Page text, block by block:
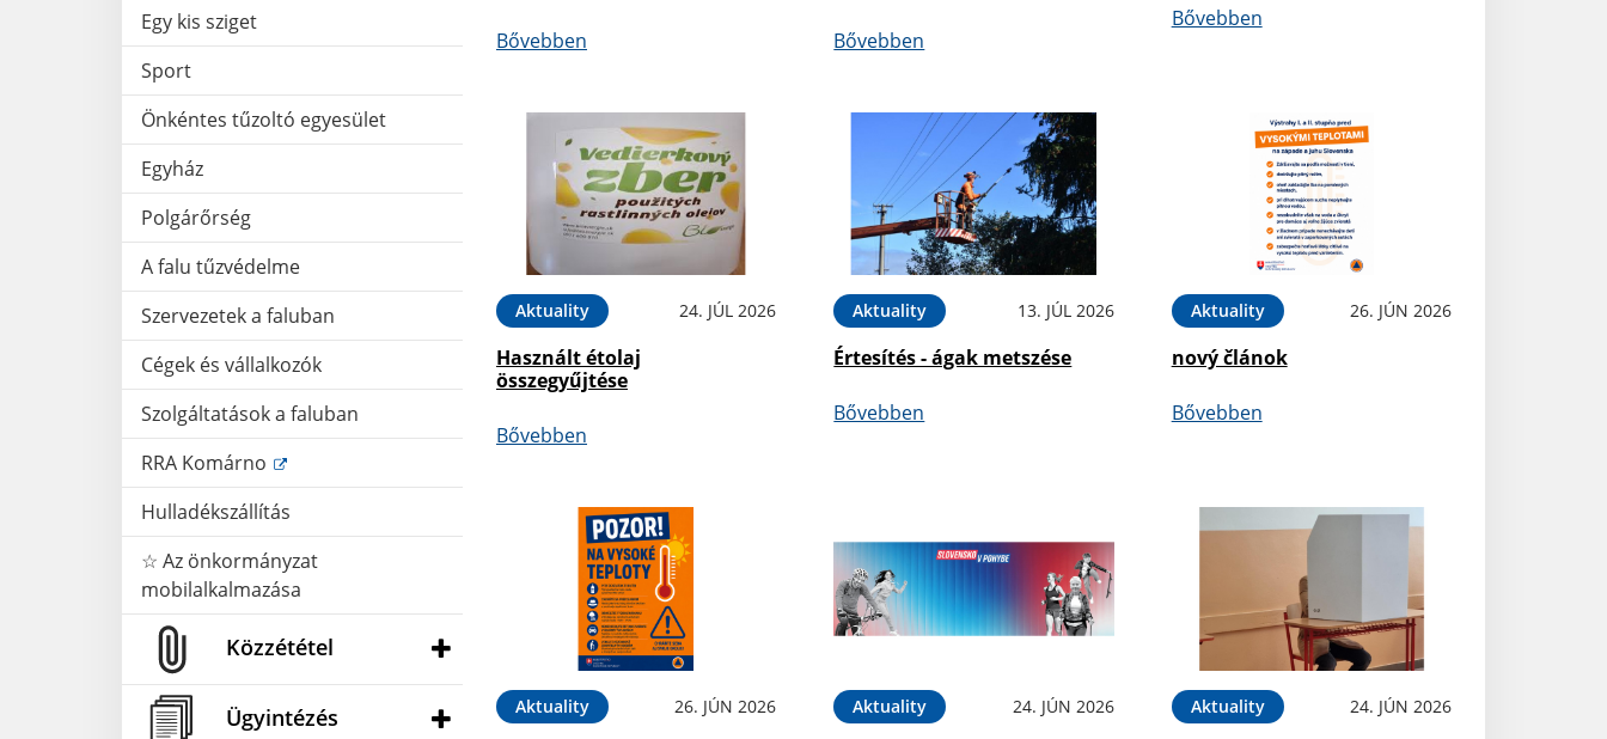
Egy kis sziget
Sport
Önkéntes tűzoltó egyesület
Egyház
Polgárőrség
A falu tűzvédelme
Szervezetek a faluban
Cégek és vállalkozók
Szolgáltatások a faluban
RRA Komárno
Hulladékszállítás
☆ Az önkormányzat
mobilalkalmazása
Közzététel
Ügyintézés
Bővebben Bővebben
Bővebben
Aktuality 24. JÚL 2026
Használt étolaj
összegyűjtése
Bővebben
Aktuality 13. JÚL 2026
Értesítés - ágak metszése
Bővebben
Aktuality 26. JÚN 2026
nový článok
Bővebben
Aktuality 26. JÚN 2026 Aktuality 24. JÚN 2026 Aktuality 24. JÚN 2026